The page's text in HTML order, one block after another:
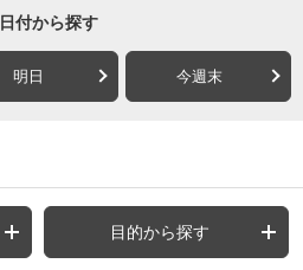
日付から探す
明日 今週末
目的から探す